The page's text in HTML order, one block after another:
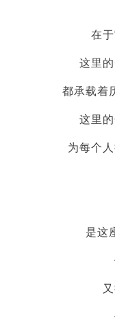
在
这里
都承载着
这里
为每个
是这